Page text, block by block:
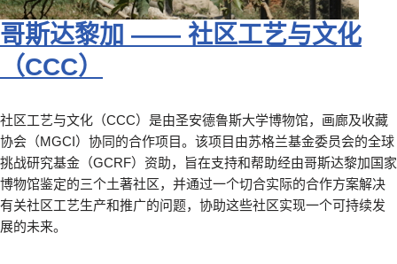
哥斯达黎加 —— 社区工艺与文化
（CCC）
社区工艺与文化（CCC）是由圣安德鲁斯大学博物馆，画廊及收藏
协会（MGCI）协同的合作项目。该项目由苏格兰基金委员会的全球
挑战研究基金（GCRF）资助，旨在支持和帮助经由哥斯达黎加国家
博物馆鉴定的三个土著社区，并通过一个切合实际的合作方案解决
有关社区工艺生产和推广的问题，协助这些社区实现一个可持续发
展的未来。